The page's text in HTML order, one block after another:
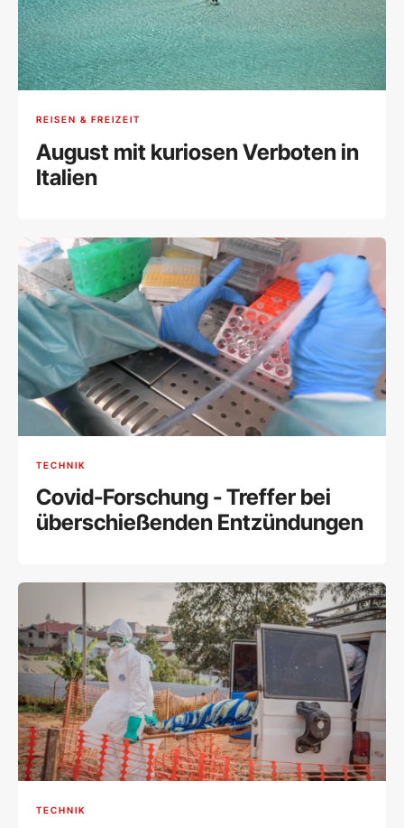
REISEN & FREIZEIT
August mit kuriosen Verboten in
Italien
TECHNIK
Covid-Forschung - Treffer bei
überschießenden Entzündungen
TECHNIK